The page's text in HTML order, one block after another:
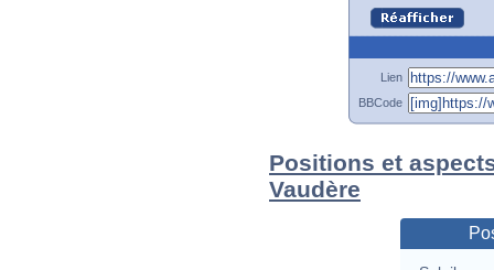
Lien
BBCode
Positions et
Vaudère